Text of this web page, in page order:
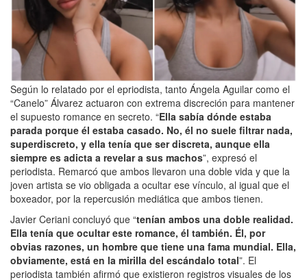
Según lo relatado por el epriodista, tanto Ángela Aguilar como el
“Canelo” Álvarez actuaron con extrema discreción para mantener
el supuesto romance en secreto. “Ella sabía dónde estaba
parada porque él estaba casado. No, él no suele filtrar nada,
superdiscreto, y ella tenía que ser discreta, aunque ella
siempre es adicta a revelar a sus machos”, expresó el
periodista. Remarcó que ambos llevaron una doble vida y que la
joven artista se vio obligada a ocultar ese vínculo, al igual que el
boxeador, por la repercusión mediática que ambos tienen.
Javier Ceriani concluyó que “tenían ambos una doble realidad.
Ella tenía que ocultar este romance, él también. Él, por
obvias razones, un hombre que tiene una fama mundial. Ella,
obviamente, está en la mirilla del escándalo total”. El
periodista también afirmó que existieron registros visuales de los